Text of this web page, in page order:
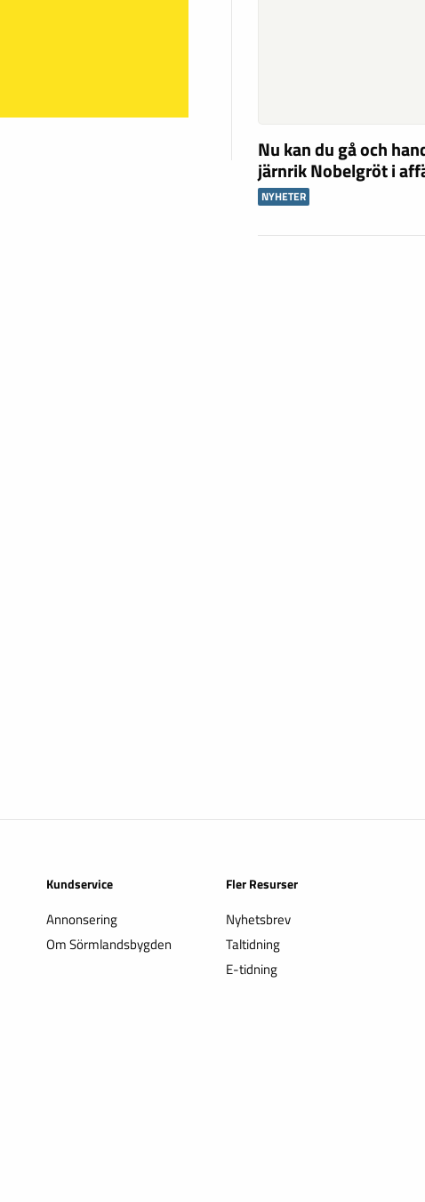
Nu kan du gå och
järnrik Nobelgröt i
NYHETER
Kundservice
Annonsering
Om Sörmlandsbygden
Fler Resurser
Nyhetsbrev
Taltidning
E-tidning